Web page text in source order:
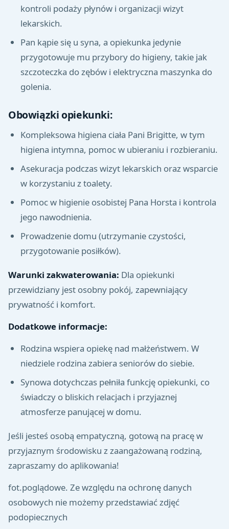
kontroli podaży płynów i organizacji wizyt
lekarskich.
Pan kąpie się u syna, a opiekunka jedynie
przygotowuje mu przybory do higieny, takie jak
szczoteczka do zębów i elektryczna maszynka do
golenia.
Obowiązki opiekunki:
Kompleksowa higiena ciała Pani Brigitte, w tym
higiena intymna, pomoc w ubieraniu i rozbieraniu.
Asekuracja podczas wizyt lekarskich oraz wsparcie
w korzystaniu z toalety.
Pomoc w higienie osobistej Pana Horsta i kontrola
jego nawodnienia.
Prowadzenie domu (utrzymanie czystości,
przygotowanie posiłków).
Warunki zakwaterowania: Dla opiekunki
przewidziany jest osobny pokój, zapewniający
prywatność i komfort.
Dodatkowe informacje:
Rodzina wspiera opiekę nad małżeństwem. W
niedziele rodzina zabiera seniorów do siebie.
Synowa dotychczas pełniła funkcję opiekunki, co
świadczy o bliskich relacjach i przyjaznej
atmosferze panującej w domu.
Jeśli jesteś osobą empatyczną, gotową na pracę w
przyjaznym środowisku z zaangażowaną rodziną,
zapraszamy do aplikowania!
fot.poglądowe. Ze względu na ochronę danych
osobowych nie możemy przedstawiać zdjęć
podopiecznych